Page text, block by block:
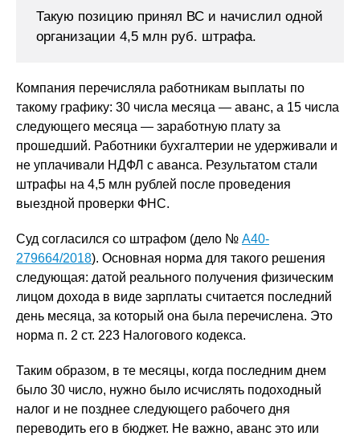
Такую позицию принял ВС и начислил одной
организации 4,5 млн руб. штрафа.
Компания перечисляла работникам выплаты по
такому графику: 30 числа месяца — аванс, а 15 числа
следующего месяца — заработную плату за
прошедший. Работники бухгалтерии не удерживали и
не уплачивали НДФЛ с аванса. Результатом стали
штрафы на 4,5 млн рублей после проведения
выездной проверки ФНС.
Суд согласился со штрафом (дело № А40-
279664/2018). Основная норма для такого решения
следующая: датой реального получения физическим
лицом дохода в виде зарплаты считается последний
день месяца, за который она была перечислена. Это
норма п. 2 ст. 223 Налогового кодекса.
Таким образом, в те месяцы, когда последним днем
было 30 число, нужно было исчислять подоходный
налог и не позднее следующего рабочего дня
переводить его в бюджет. Не важно, аванс это или